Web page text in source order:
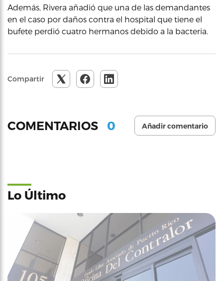
Además, Rivera añadió que una de las demandantes
en el caso por daños contra el hospital que tiene el
bufete perdió cuatro hermanos debido a la bacteria.
Compartir
COMENTARIOS 0 Añadir comentario
Lo Último